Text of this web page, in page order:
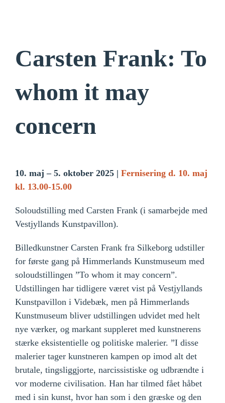
Carsten Frank: To
whom it may
concern
10. maj – 5. oktober 2025 | Fernisering d. 10. maj
kl. 13.00-15.00
Soloudstilling med Carsten Frank (i samarbejde med
Vestjyllands Kunstpavillon).
Billedkunstner Carsten Frank fra Silkeborg udstiller
for første gang på Himmerlands Kunstmuseum med
soloudstillingen ”To whom it may concern”.
Udstillingen har tidligere været vist på Vestjyllands
Kunstpavillon i Videbæk, men på Himmerlands
Kunstmuseum bliver udstillingen udvidet med helt
nye værker, og markant suppleret med kunstnerens
stærke eksistentielle og politiske malerier. ”I disse
malerier tager kunstneren kampen op imod alt det
brutale, tingsliggjorte, narcissistiske og udbrændte i
vor moderne civilisation. Han har tilmed fået håbet
med i sin kunst, hvor han som i den græske og den